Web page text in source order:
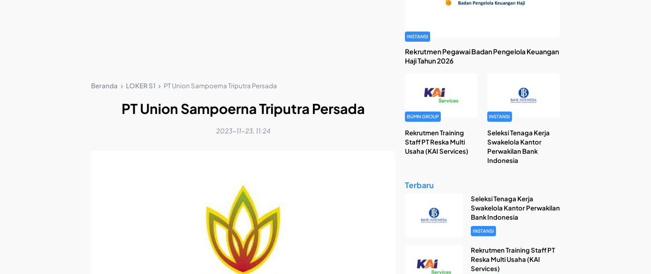
Beranda LOKER S1 PT Union Sampoerna Triputra Persada
PT Union Sampoerna Triputra Persada
2023-11-23, 11:24
INSTANSI
Rekrutmen Pegawai Badan Pengelola Keuangan
Haji Tahun 2026
BUMN GROUP
Rekrutmen Training
Staff PT Reska Multi
Usaha (KAI Services)
INSTANSI
Seleksi Tenaga Kerja
Swakelola Kantor
Perwakilan Bank
Indonesia
Terbaru
Seleksi Tenaga Kerja
Swakelola Kantor Perwakilan
Bank Indonesia
INSTANSI
Rekrutmen Training Staff PT
Reska Multi Usaha (KAI
Services)